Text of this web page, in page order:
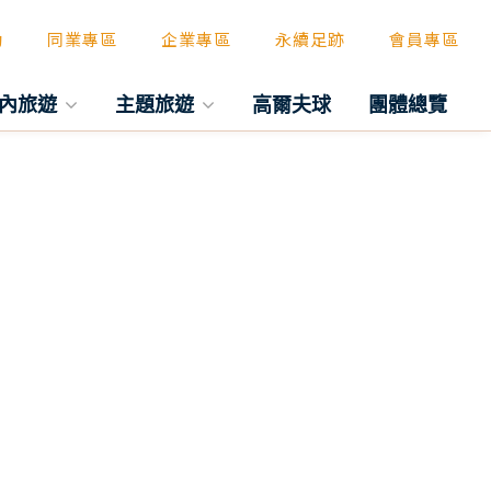
同業專區 企業專區 永續足跡 會員專區
旅遊 主題旅遊 高爾夫球 團體總覽